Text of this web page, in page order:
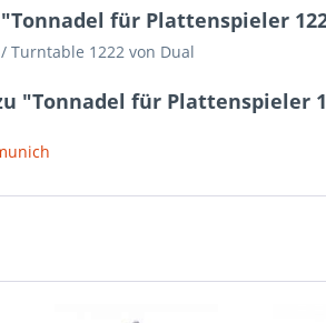
für Plattenspieler
Turntable 1222 von Dual
"Tonnadel für Plattenspieler